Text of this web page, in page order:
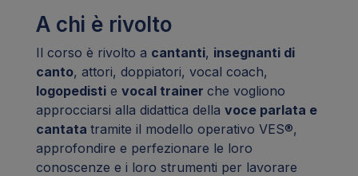
A chi è rivolto
Il corso è rivolto a cantanti, insegnanti di
canto, attori, doppiatori, vocal coach,
logopedisti e vocal trainer che vogliono
approcciarsi alla didattica della voce parlata e
cantata tramite il modello operativo VES®,
approfondire e perfezionare le loro
conoscenze e i loro strumenti per lavorare